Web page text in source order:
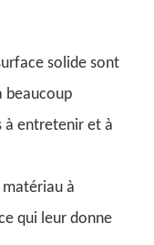
solide sont
beaucoup
à entretenir et à
matériau à
qui leur donne